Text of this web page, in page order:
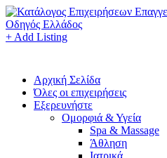
+ Add Listing
Αρχική Σελίδα
Όλες οι επιχειρήσεις
Εξερευνήστε
Ομορφιά & Υγεία
Spa & Massage
Άθληση
Ιατρικά